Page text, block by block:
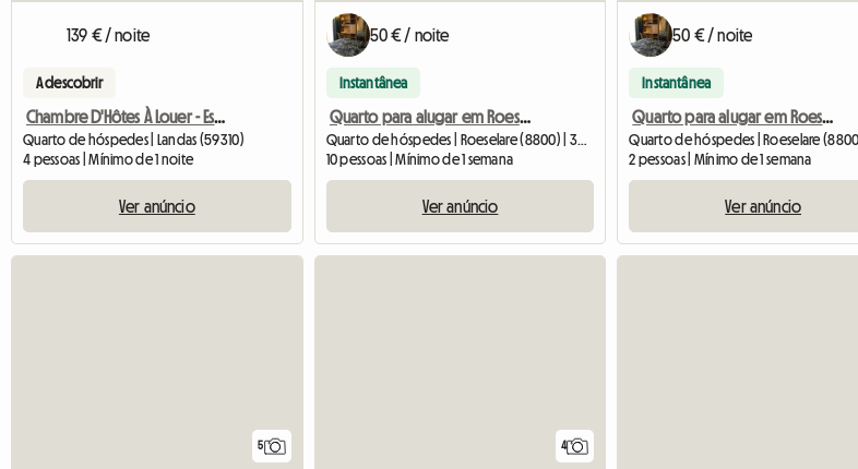
139 € / noite
A descobrir
Chambre D'Hôtes À Louer - Espace Bien-Être
Quarto de hóspedes | Landas (59310)
4 pessoas | Mínimo de 1 noite
Ver anúncio
50 € / noite
Instantânea
Quarto para alugar em Roeselare
Quarto de hóspedes | Roeselare (8800) | 30 M2
10 pessoas | Mínimo de 1 semana
Ver anúncio
50 € / noite
Instantânea
Quarto para alugar em Roeselare
2 pessoas | Mínimo de 1 semana
Ver anúncio
5 4